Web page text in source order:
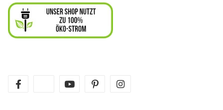
twitter youtube pinterest